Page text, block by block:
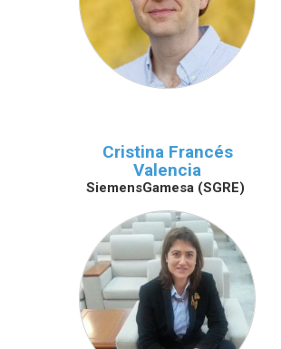
Cristina Francés
Valencia
SiemensGamesa (SGRE)